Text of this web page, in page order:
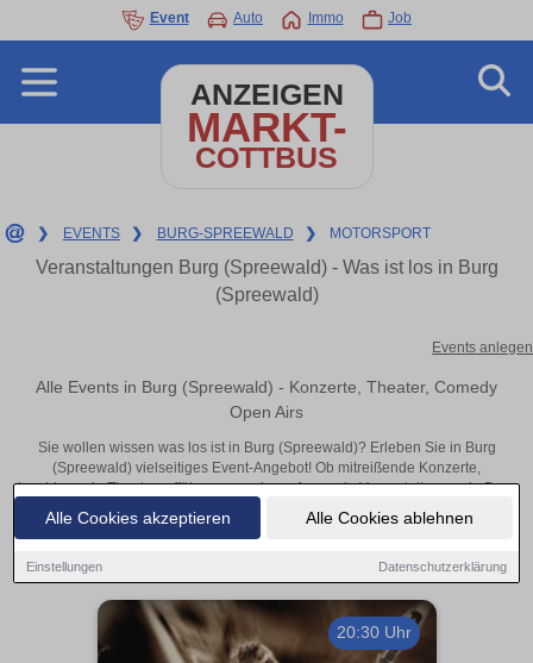
Alle Cookies akzeptieren Alle Cookies ablehnen
Einstellungen Datenschutzerklärung
Event Auto Immo Job
ANZEIGEN
MARKT-
COTTBUS
❯ EVENTS ❯ BURG-SPREEWALD ❯ MOTORSPORT
Veranstaltungen Burg (Spreewald) - Was ist los in Burg
(Spreewald)
Events anlegen
Alle Events in Burg (Spreewald) - Konzerte, Theater, Comedy
Open Airs
Sie wollen wissen was los ist in Burg (Spreewald)? Erleben Sie in Burg
(Spreewald) vielseitiges Event-Angebot! Ob mitreißende Konzerte,
inspirierende Theateraufführungen oder aufregende Veranstaltungen in Burg
(Spreewald) – hier finden alles im Überblick und Tickets.
20:30 Uhr